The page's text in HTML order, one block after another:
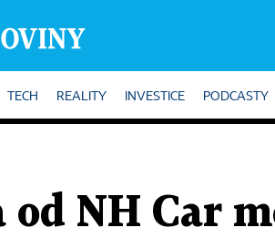
TECH REALITY INVESTICE PODCASTY
od NH Car